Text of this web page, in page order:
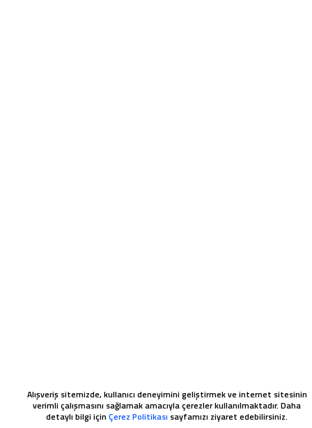
WHATSAPP SIPARIŞ
Alışveriş sitemizde, kullanıcı deneyimini geliştirmek ve internet sitesinin
verimli çalışmasını sağlamak amacıyla çerezler kullanılmaktadır. Daha
detaylı bilgi içinÇerez Politikası sayfamızı ziyaret edebilirsiniz.